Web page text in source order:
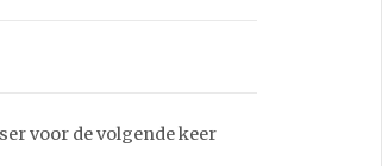
voor de volgende keer